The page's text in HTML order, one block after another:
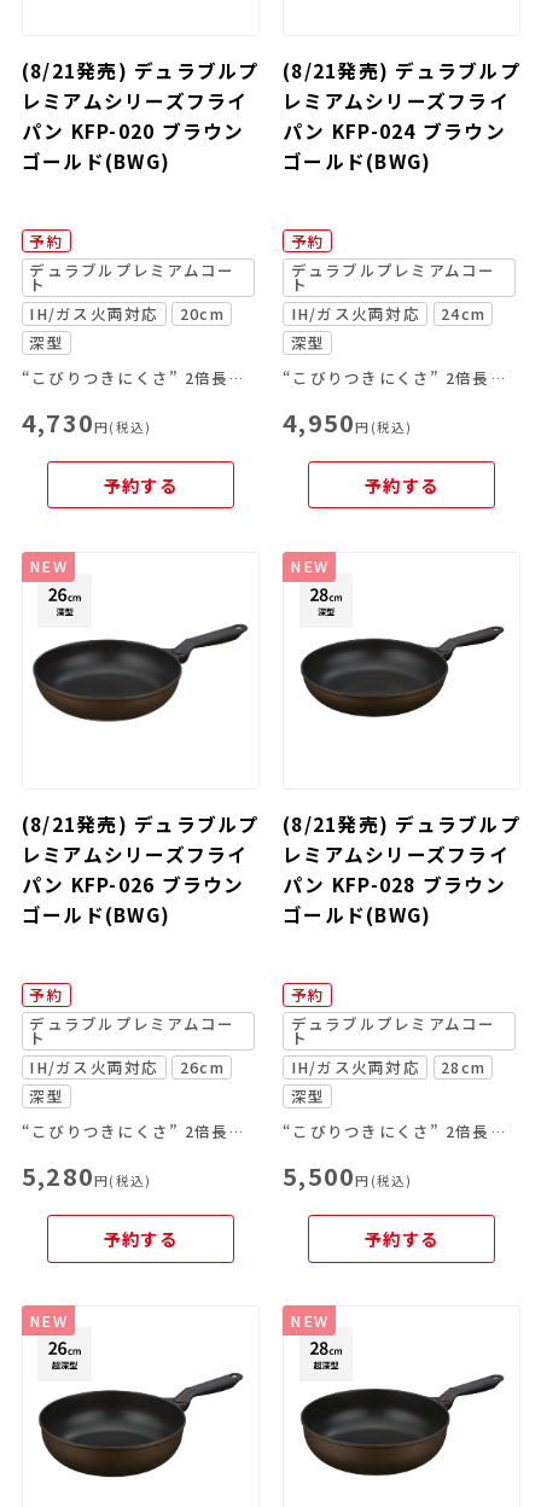
(8/21発売) デュラブルプ
レミアムシリーズフライ
パン KFP-020 ブラウン
ゴールド(BWG)
予約
デュラブルプレミアムコー
ト
IH/ガス火両対応
20cm
深型
“こびりつきにくさ” 2倍長持ちのデュラブルプレミアムコート採用のフライパン
4,730円(税込)
予約する
(8/21発売) デュラブルプ
レミアムシリーズフライ
パン KFP-024 ブラウン
ゴールド(BWG)
予約
デュラブルプレミアムコー
ト
IH/ガス火両対応
24cm
深型
“こびりつきにくさ” 2倍長持ちのデュラブルプレミアムコート採用のフライパン
4,950円(税込)
予約する
NEW
(8/21発売) デュラブルプ
レミアムシリーズフライ
パン KFP-026 ブラウン
ゴールド(BWG)
予約
デュラブルプレミアムコー
ト
IH/ガス火両対応
26cm
深型
“こびりつきにくさ” 2倍長持ちのデュラブルプレミアムコート採用のフライパン
5,280円(税込)
予約する
NEW
(8/21発売) デュラブルプ
レミアムシリーズフライ
パン KFP-028 ブラウン
ゴールド(BWG)
予約
デュラブルプレミアムコー
ト
IH/ガス火両対応
28cm
深型
“こびりつきにくさ” 2倍長持ちのデュラブルプレミアムコート採用のフライパン
5,500円(税込)
予約する
NEW NEW